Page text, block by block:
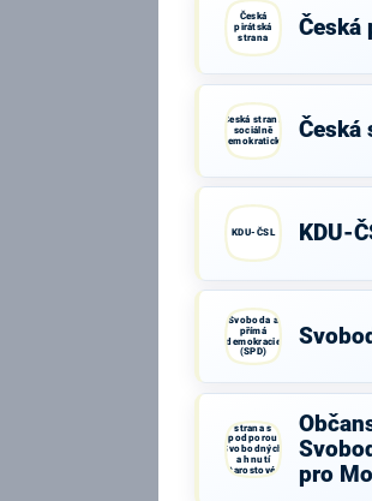
Česká
pirátská
strana
Česká
Česká strana
sociálně
demokratická
Česká
KDU-ČSL KDU-
Svoboda a
přímá
demokracie
(SPD)
strana s
podporou
Svobodných
a hnutí
Starostové a
osobnosti
pro